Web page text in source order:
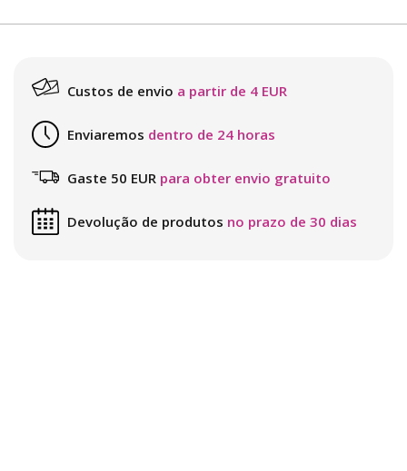
Custos de envio a partir de 4 EUR
Enviaremos dentro de 24 horas
Gaste 50 EUR para obter envio gratuito
Devolução de produtos no prazo de 30 dias